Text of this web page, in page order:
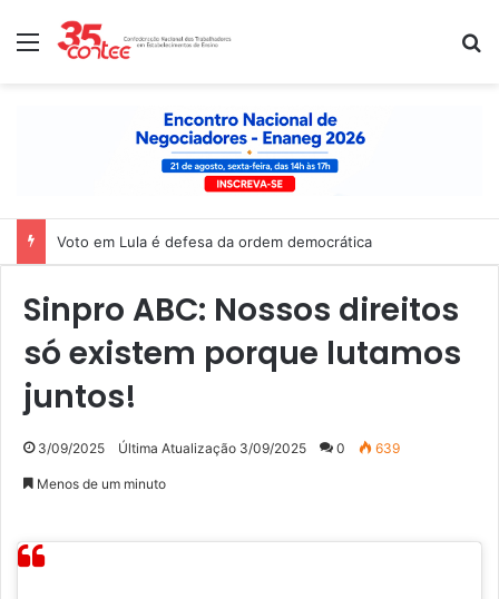
Menu
Voto em Lula é defesa da ordem democrática
Sinpro ABC: Nossos direitos
só existem porque lutamos
juntos!
3/09/2025 Última Atualização 3/09/2025 0 639
Menos de um minuto